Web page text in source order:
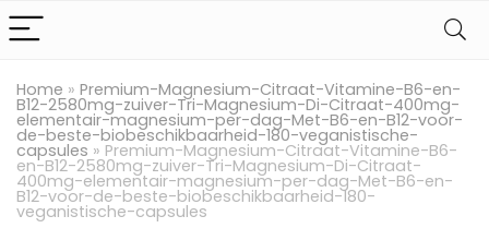
Home » Premium-Magnesium-Citraat-Vitamine-B6-en-
B12-2580mg-zuiver-Tri-Magnesium-Di-Citraat-400mg-
elementair-magnesium-per-dag-Met-B6-en-B12-voor-
de-beste-biobeschikbaarheid-180-veganistische-
capsules » Premium-Magnesium-Citraat-Vitamine-B6-
en-B12-2580mg-zuiver-Tri-Magnesium-Di-Citraat-
400mg-elementair-magnesium-per-dag-Met-B6-en-
B12-voor-de-beste-biobeschikbaarheid-180-
veganistische-capsules